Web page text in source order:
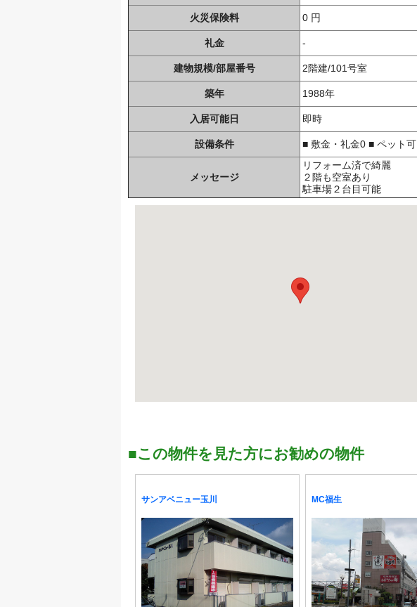
火災保険料 0 円
礼金 -
建物規模/部屋番号 2階建/101号室
築年 1988年
入居可能日 即時
設備条件 ■ 敷金・礼金0 ■ ペット可
メッセージ
リフォーム済で綺麗
２階も空室あり
駐車場２台目可能
■この物件を見た方にお勧めの物件
サンアベニュー玉川 MC福生